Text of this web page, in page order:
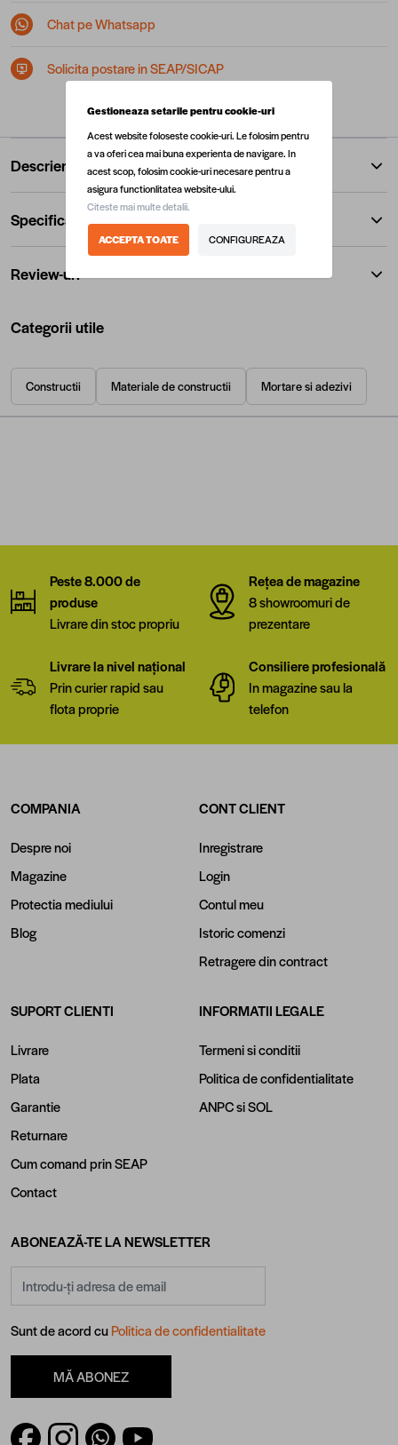
Chat pe Whatsapp
Solicita postare in SEAP/SICAP
Descriere
Specificatii
Review-uri
Categorii utile
Constructii Materiale de constructii Mortare si adezivi
Peste 8.000 de
produse
Livrare din stoc propriu
Rețea de magazine
8 showroomuri de
prezentare
Livrare la nivel național
Prin curier rapid sau
flota proprie
Consiliere profesională
In magazine sau la
telefon
COMPANIA
Despre noi
Magazine
Protectia mediului
Blog
CONT CLIENT
Inregistrare
Login
Contul meu
Istoric comenzi
Retragere din contract
SUPORT CLIENTI
Livrare
Plata
Garantie
Returnare
Cum comand prin SEAP
Contact
INFORMATII LEGALE
Termeni si conditii
Politica de confidentialitate
ANPCsiSOL
ABONEAZĂ-TE LA NEWSLETTER
Sunt de acord cuPolitica de confidentialitate
MĂ ABONEZ
Gestioneaza setarile pentru cookie-uri
Acest website foloseste cookie-uri. Le folosim pentru
a va oferi cea mai buna experienta de navigare. In
acest scop, folosim cookie-uri necesare pentru a
asigura functionlitatea website-ului.
Citeste mai multe detalii.
ACCEPTA TOATE CONFIGUREAZA